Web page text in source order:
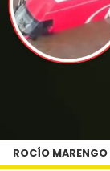
ROCÍO MARENGO